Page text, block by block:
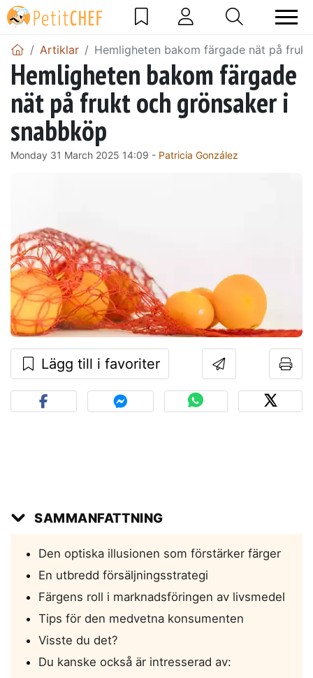
Artiklar Hemligheten bakom färgade nät på
Hemligheten bakom färgade
nät på frukt och grönsaker i
snabbköp
Monday 31 March 2025 14:09 - Patricia González
Lägg till i favoriter
SAMMANFATTNING
Den optiska illusionen som förstärker färger
En utbredd försäljningsstrategi
Färgens roll i marknadsföringen av livsmedel
Tips för den medvetna konsumenten
Visste du det?
Du kanske också är intresserad av: